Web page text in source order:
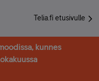
Telia.fi etusivulle
kunnes